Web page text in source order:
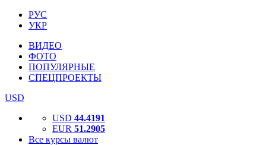
РУС
УКР
ВИДЕО
ФОТО
ПОПУЛЯРНЫЕ
СПЕЦПРОЕКТЫ
USD
USD 44.4191
EUR 51.2905
Все курсы валют